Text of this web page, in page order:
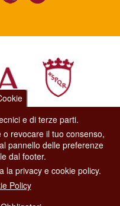
Turismo e Moda.
06 06 08
e di terze parti.
revocare il tuo consenso,
pannello delle preferenze
dal footer.
la privacy e cookie policy.
Policy